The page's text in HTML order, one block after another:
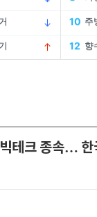
테크 종속… 한